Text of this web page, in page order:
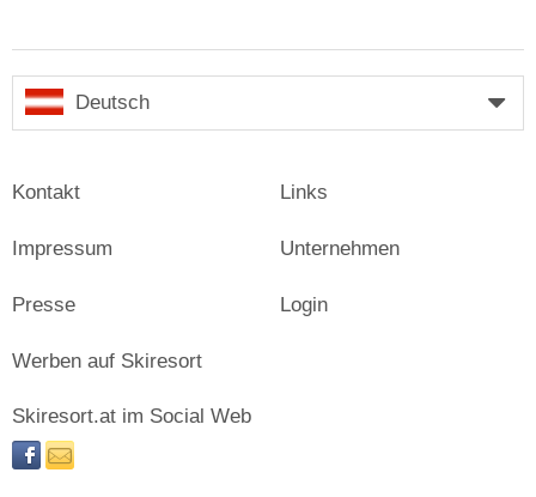
Deutsch
Kontakt
Impressum
Presse
Links
Unternehmen
Login
Werben auf Skiresort
Skiresort.at im Social Web
facebooknewsletter